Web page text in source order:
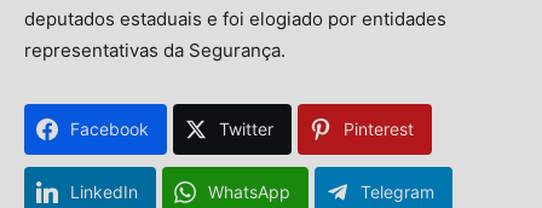
deputados estaduais e foi elogiado por entidades
representativas da Segurança.
Facebook Twitter Pinterest
LinkedIn WhatsApp Telegram